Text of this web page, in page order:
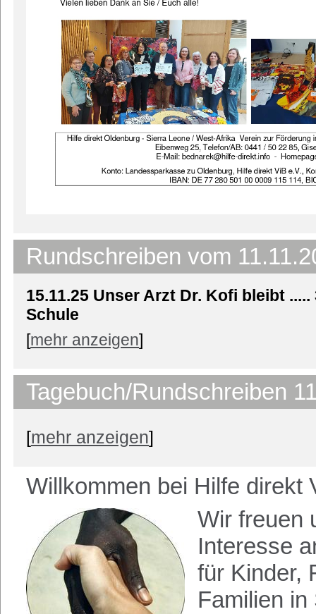
Rundschreiben vom
15.11.25 Unser Arzt Dr. Kofi bleibt
Schule
[mehr anzeigen]
Tagebuch/Rundschreiben
[mehr anzeigen]
Willkommen bei Hilfe direkt
Wir freuen
Interesse
für Kinder,
Familien in